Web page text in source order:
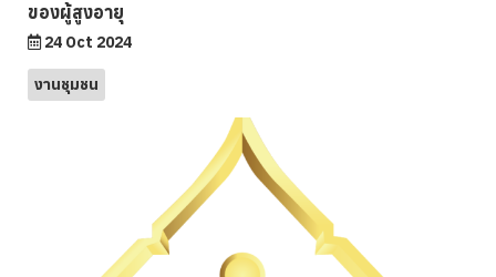
ของผู้สูงอายุ
24 Oct 2024
งานชุมชน